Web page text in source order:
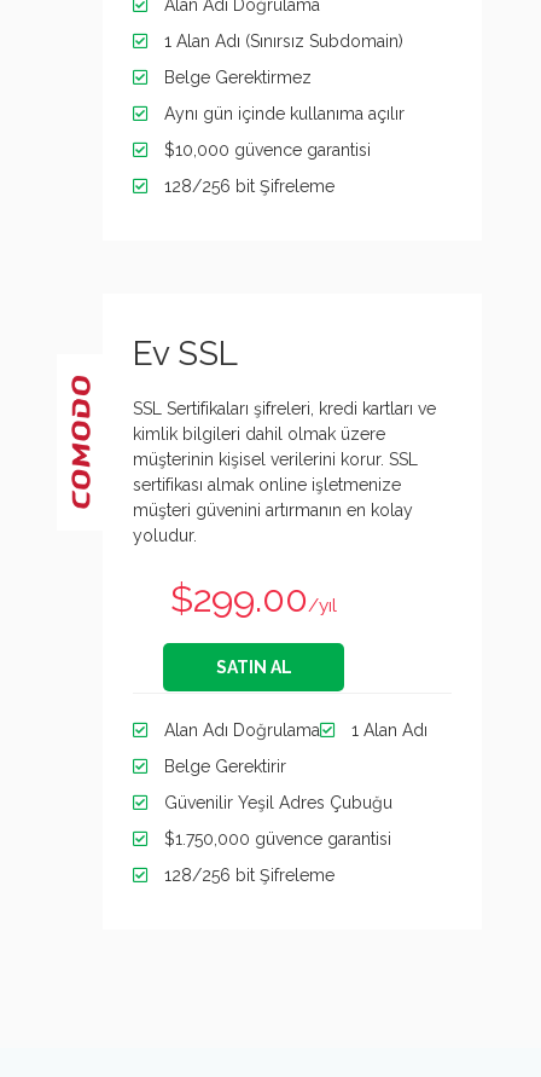
Alan Adı Doğrulama
1 Alan Adı (Sınırsız Subdomain)
Belge Gerektirmez
Aynı gün içinde kullanıma açılır
$10,000 güvence garantisi
128/256 bit Şifreleme
Ev SSL
SSL Sertifikaları şifreleri, kredi kartları ve
kimlik bilgileri dahil olmak üzere
müşterinin kişisel verilerini korur. SSL
sertifikası almak online işletmenize
müşteri güvenini artırmanın en kolay
yoludur.
$299.00/yıl
SATIN AL
Alan Adı Doğrulama
1 Alan Adı
Belge Gerektirir
Güvenilir Yeşil Adres Çubuğu
$1.750,000 güvence garantisi
128/256 bit Şifreleme